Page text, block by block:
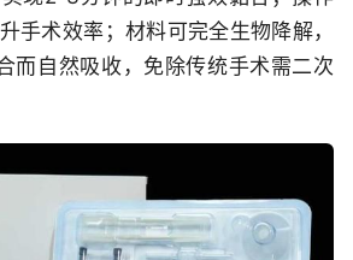
手术效率；材料可完全生物降解，
而自然吸收，免除传统手术需二次